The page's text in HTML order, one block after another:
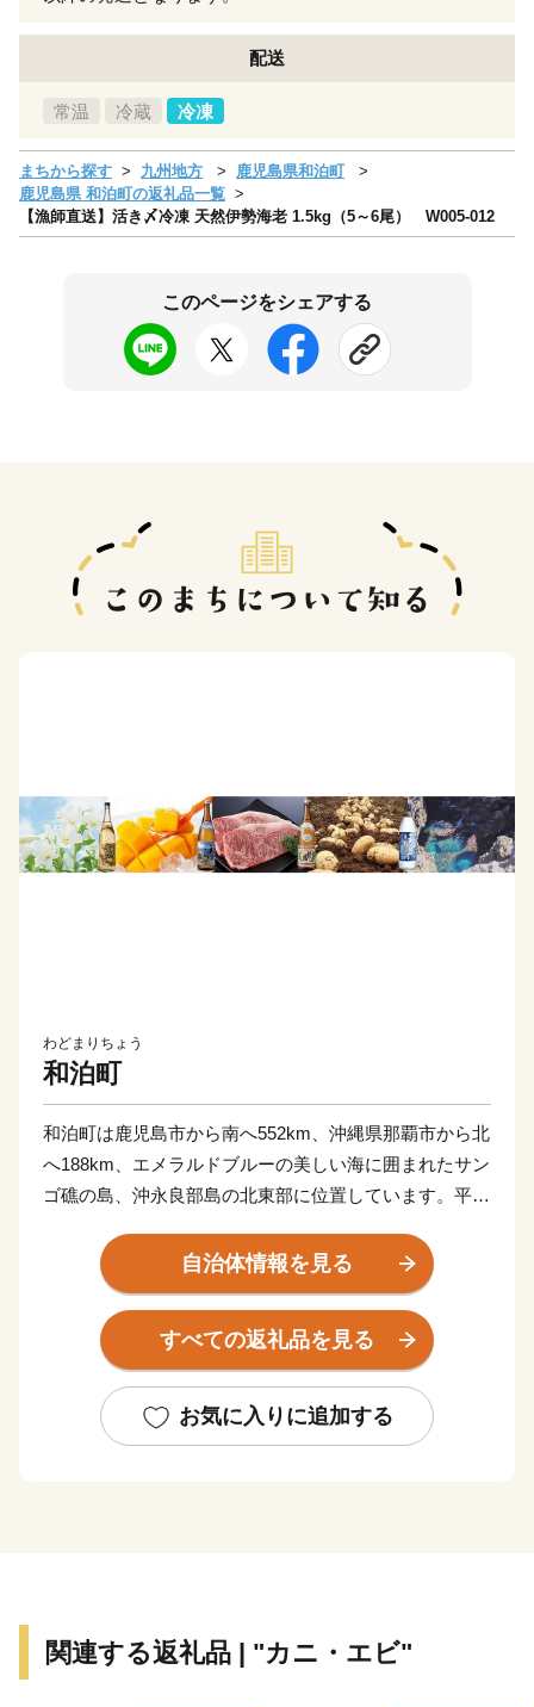
配送
常温 冷蔵 冷凍
まちから探す 九州地方
鹿児島県和泊町
鹿児島県 和泊町の返礼品一覧
【漁師直送】活き〆冷凍 天然伊勢海老 1.5kg（5～6尾） W005-012
このページをシェアする
わどまりちょう
和泊町
和泊町は鹿児島市から南へ552km、沖縄県那覇市から北
へ188km、エメラルドブルーの美しい海に囲まれたサン
ゴ礁の島、沖永良部島の北東部に位置しています。平均
の笑顔が溢れる、とても素敵なまちです。
4月下旬には、約12万輪のえらぶゆりが咲き誇り、圧巻
の光景は多くの人々を魅了します。
また、明治維新のカリスマ西郷隆盛が1年半を過ごし、
素敵な出会いと「お帰りなさい」が響きあうまち、和泊
宛先：和泊町ふるさと納税サポート室 宛
自治体情報を見る
すべての返礼品を見る
お気に入りに追加する
関連する返礼品 | "カニ・エビ"